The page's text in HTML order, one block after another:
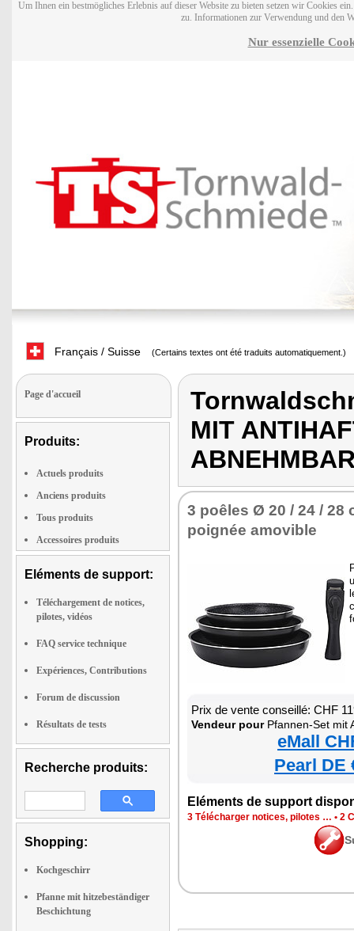
Um Ihnen ein bestmögliches Erlebnis auf dieser Website zu bieten setzen wir Cookies
zu. Informationen zur Verwendung und den
Nur essenzielle
Français / Suisse (Certains textes ont été traduits automatiquement.)
Page d'accueil
Produits:
Actuels produits
Anciens produits
Tous produits
Accessoires produits
Eléments de support:
Téléchargement de notices,
pilotes, vidéos
FAQ service technique
Expériences, Contributions
Forum de discussion
Résultats de tests
Recherche produits:
Shopping:
Kochgeschirr
Pfanne mit hitzebeständiger
Beschichtung
MIT
3 poêles Ø 20 / 24 / 28
poignée amovible
Prix de vente conseillé: CHF
Vendeur pourPfannen-Set mit
eMall
Pearl DE
Eléments de support
3 Télécharger notices, pilotes … • 2